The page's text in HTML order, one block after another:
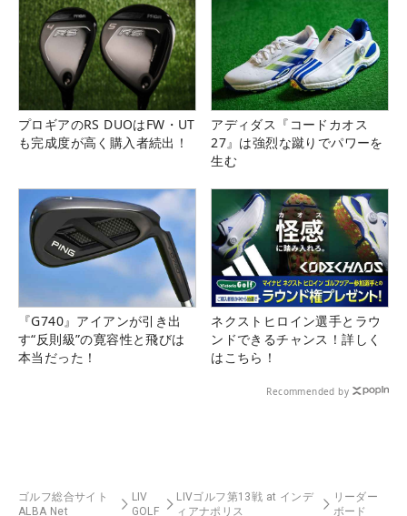
プロギアのRS DUOはFW・UT
も完成度が高く購入者続出！
アディダス『コードカオス
27』は強烈な蹴りでパワーを
生む
『G740』アイアンが引き出
す“反則級”の寛容性と飛びは
本当だった！
ネクストヒロイン選手とラウ
ンドできるチャンス！詳しく
はこちら！
Recommended by
ゴルフ総合サイト
ALBA Net
LIV
GOLF
LIVゴルフ第13戦 at インデ
ィアナポリス
リーダー
ボード